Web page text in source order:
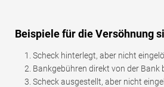
Beispiele für die Versöhnung
Scheck hinterlegt, aber nicht
Bankgebühren direkt von der Bank
Scheck ausgestellt, aber nicht